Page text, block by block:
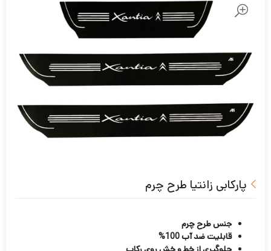
پارکابی زانتیا طرح چرم
جنس طرح چرم
قابلیت ضد آب 100%